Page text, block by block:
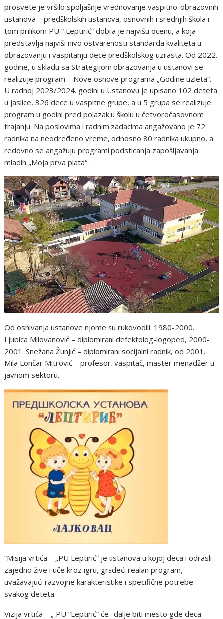
prosvete je vršilo spoljašnje vrednovanje vaspitno-obrazovnih
ustanova – predškolskih ustanova, osnovnih i srednjih škola i
tom prilikom PU “ Leptirić“ dobila je najvišu ocenu, a koja
predstavlja najviši nivo ostvarenosti standarda kvaliteta u
obrazovanju i vaspitanju dece predškolskog uzrasta. Od 2022.
godine, u skladu sa Strategijom obrazovanja u ustanovi se
realizuje program – Nove osnove programa „Godine uzleta“.
U radnoj 2023/2024. godini u Ustanovu je upisano 102 deteta
u jaslice, 326 dece u vaspitne grupe, a u 5 grupa se realizuje
program u godini pred polazak u školu u četvoročasovnom
trajanju. Na poslovima i radnim zadacima angažovano je 72
radnika na neodređeno vreme, odnosno 80 radnika ukupno, a
redovno se angažuju programi podsticanja zapošljavanja
mladih „Moja prva plata“.
Od osnivanja ustanove njome su rukovodili: 1980-2000.
Ljubica Milovanović – diplomirani defektolog-logoped, 2000-
2001. Snežana Žunjić – diplomirani socijalni radnik, od 2001.
Mila Lončar Mitrović – profesor, vaspitač, master menadžer u
javnom sektoru.
“Misija vrtića – „PU Leptirić“ je ustanova u kojoj deca i odrasli
zajedno žive i uče kroz igru, gradeći realan program,
uvažavajući razvojne karakteristike i specifične potrebe
svakog deteta.
Vizija vrtića – „ PU “Leptirić“ će i dalje biti mesto gde deca